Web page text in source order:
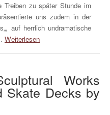
Treiben zu später Stunde im
uns zudem in der
auf herrlich undramatische
Weiterlesen
Works
Skate Decks by